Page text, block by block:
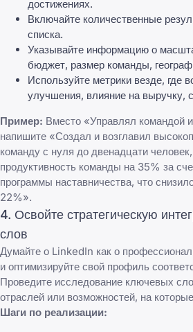
достижениях.
Включайте количественные
списка.
Указывайте информацию о
бюджет, размер команды,
Используйте метрики везде, где
улучшения, влияние на выручку,
Пример: Вместо «Управлял командой
напишите «Создал и возглавил
команду с нуля до двенадцати
продуктивность команды на 35% за
программы наставничества, что
22%».
4. Освойте стратегическую
слов
Думайте о LinkedIn как о
и оптимизируйте свой профиль
Проведите исследование ключевых
отраслей или возможностей, на
Шаги по реализации: